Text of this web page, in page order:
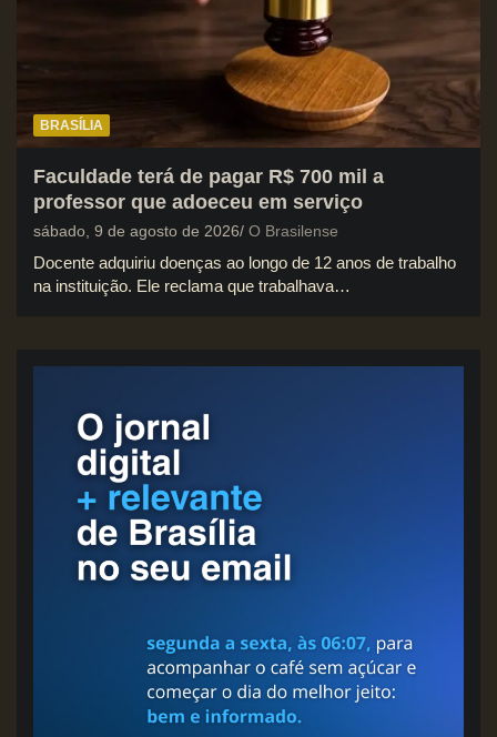
BRASÍLIA
Faculdade terá de pagar R$ 700 mil a
professor que adoeceu em serviço
sábado, 9 de agosto de 2026 O Brasilense
Docente adquiriu doenças ao longo de 12 anos de trabalho
na instituição. Ele reclama que trabalhava…